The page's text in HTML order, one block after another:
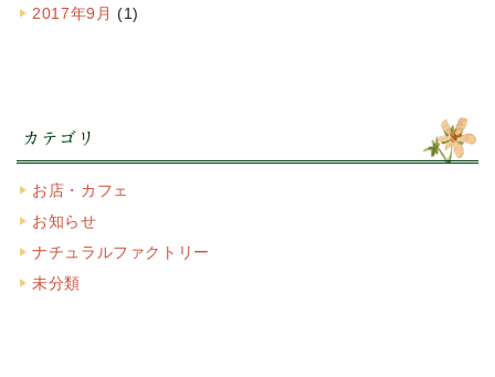
2017年9月 (1)
カテゴリ
お店・カフェ
お知らせ
ナチュラルファクトリー
未分類